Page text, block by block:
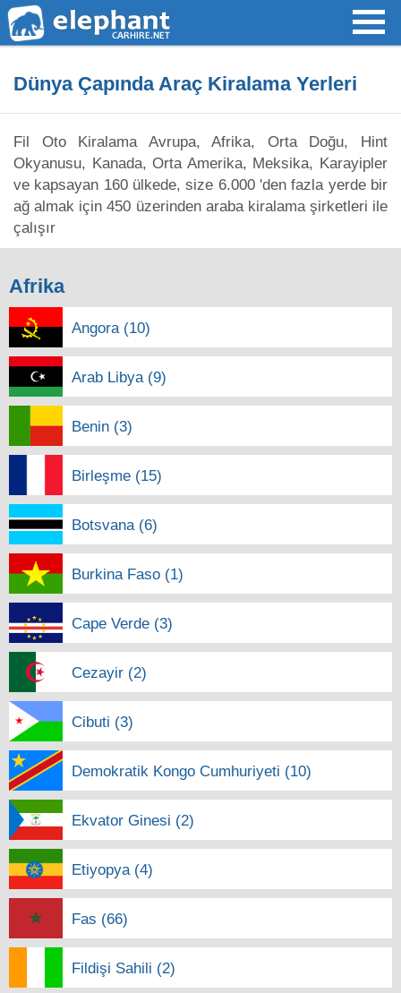
Dünya Çapında Araç Kiralama Yerleri
Fil Oto Kiralama Avrupa, Afrika, Orta Doğu, Hint
Okyanusu, Kanada, Orta Amerika, Meksika, Karayipler
ve kapsayan 160 ülkede, size 6.000 'den fazla yerde bir
ağ almak için 450 üzerinden araba kiralama şirketleri ile
çalışır
Afrika
Angora (10)
Arab Libya (9)
Benin (3)
Birleşme (15)
Botsvana (6)
Burkina Faso (1)
Cape Verde (3)
Cezayir (2)
Cibuti (3)
Demokratik Kongo Cumhuriyeti (10)
Ekvator Ginesi (2)
Etiyopya (4)
Fas (66)
Fildişi Sahili (2)